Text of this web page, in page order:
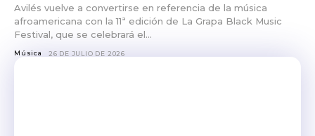
Avilés vuelve a convertirse en referencia de la música
afroamericana con la 11ª edición de La Grapa Black Music
Festival, que se celebrará el...
Música 26 DE JULIO DE 2026